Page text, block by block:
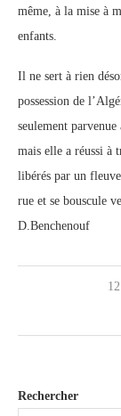
même, à la mise à
enfants.
Il ne sert à rien
possession de
seulement
mais elle a réussi à
libérés par un
rue et se bouscule
D.Benchenouf
Rechercher